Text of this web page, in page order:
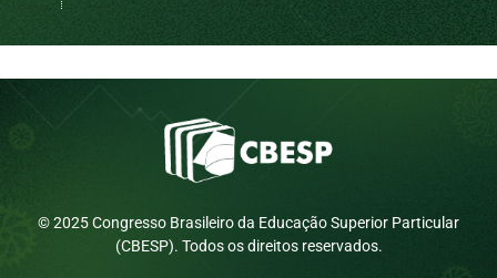
© 2025 Congresso Brasileiro da Educação Superior Particular
(CBESP). Todos os direitos reservados.